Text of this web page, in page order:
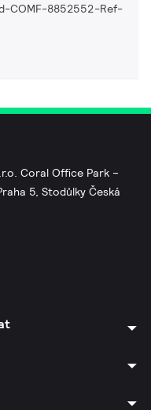
COMF-8852552-Ref-
Coral Office Park –
5, Stodůlky Česká